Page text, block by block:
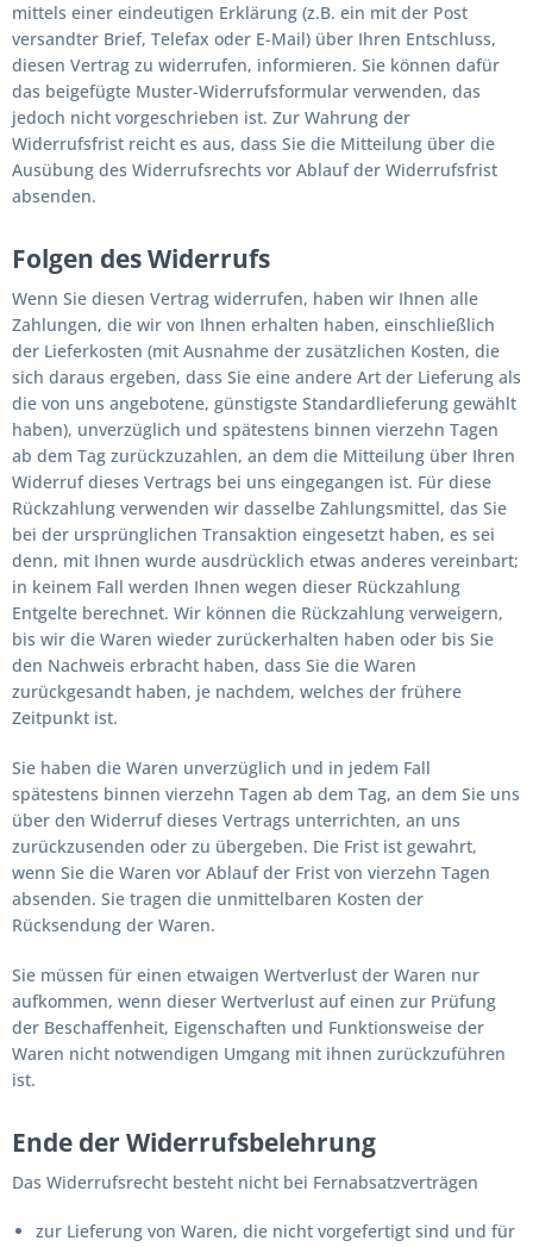
mittels einer eindeutigen Erklärung (z.B. ein mit der Post
versandter Brief, Telefax oder E-Mail) über Ihren Entschluss,
diesen Vertrag zu widerrufen, informieren. Sie können dafür
das beigefügte Muster-Widerrufsformular verwenden, das
jedoch nicht vorgeschrieben ist. Zur Wahrung der
Widerrufsfrist reicht es aus, dass Sie die Mitteilung über die
Ausübung des Widerrufsrechts vor Ablauf der Widerrufsfrist
absenden.
Folgen des Widerrufs
Wenn Sie diesen Vertrag widerrufen, haben wir Ihnen alle
Zahlungen, die wir von Ihnen erhalten haben, einschließlich
der Lieferkosten (mit Ausnahme der zusätzlichen Kosten, die
sich daraus ergeben, dass Sie eine andere Art der Lieferung als
die von uns angebotene, günstigste Standardlieferung gewählt
haben), unverzüglich und spätestens binnen vierzehn Tagen
ab dem Tag zurückzuzahlen, an dem die Mitteilung über Ihren
Widerruf dieses Vertrags bei uns eingegangen ist. Für diese
Rückzahlung verwenden wir dasselbe Zahlungsmittel, das Sie
bei der ursprünglichen Transaktion eingesetzt haben, es sei
denn, mit Ihnen wurde ausdrücklich etwas anderes vereinbart;
in keinem Fall werden Ihnen wegen dieser Rückzahlung
Entgelte berechnet. Wir können die Rückzahlung verweigern,
bis wir die Waren wieder zurückerhalten haben oder bis Sie
den Nachweis erbracht haben, dass Sie die Waren
zurückgesandt haben, je nachdem, welches der frühere
Zeitpunkt ist.
Sie haben die Waren unverzüglich und in jedem Fall
spätestens binnen vierzehn Tagen ab dem Tag, an dem Sie uns
über den Widerruf dieses Vertrags unterrichten, an uns
zurückzusenden oder zu übergeben. Die Frist ist gewahrt,
wenn Sie die Waren vor Ablauf der Frist von vierzehn Tagen
absenden. Sie tragen die unmittelbaren Kosten der
Rücksendung der Waren.
Sie müssen für einen etwaigen Wertverlust der Waren nur
aufkommen, wenn dieser Wertverlust auf einen zur Prüfung
der Beschaffenheit, Eigenschaften und Funktionsweise der
Waren nicht notwendigen Umgang mit ihnen zurückzuführen
ist.
Ende der Widerrufsbelehrung
Das Widerrufsrecht besteht nicht bei Fernabsatzverträgen
zur Lieferung von Waren, die nicht vorgefertigt sind und für